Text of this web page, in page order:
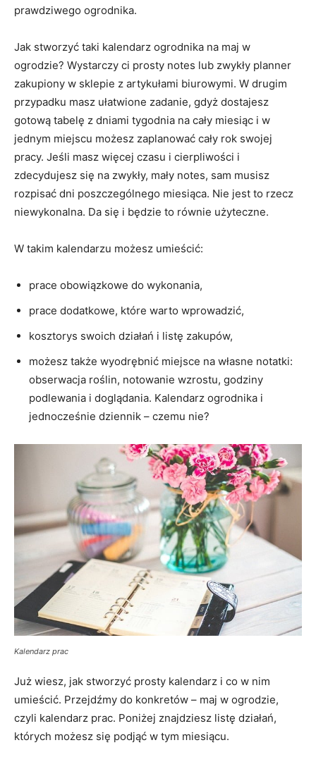
prawdziwego ogrodnika.
Jak stworzyć taki kalendarz ogrodnika na maj w
ogrodzie? Wystarczy ci prosty notes lub zwykły planner
zakupiony w sklepie z artykułami biurowymi. W drugim
przypadku masz ułatwione zadanie, gdyż dostajesz
gotową tabelę z dniami tygodnia na cały miesiąc i w
jednym miejscu możesz zaplanować cały rok swojej
pracy. Jeśli masz więcej czasu i cierpliwości i
zdecydujesz się na zwykły, mały notes, sam musisz
rozpisać dni poszczególnego miesiąca. Nie jest to rzecz
niewykonalna. Da się i będzie to równie użyteczne.
W takim kalendarzu możesz umieścić:
prace obowiązkowe do wykonania,
prace dodatkowe, które warto wprowadzić,
kosztorys swoich działań i listę zakupów,
możesz także wyodrębnić miejsce na własne notatki:
obserwacja roślin, notowanie wzrostu, godziny
podlewania i doglądania. Kalendarz ogrodnika i
jednocześnie dziennik – czemu nie?
Kalendarz prac
Już wiesz, jak stworzyć prosty kalendarz i co w nim
umieścić. Przejdźmy do konkretów – maj w ogrodzie,
czyli kalendarz prac. Poniżej znajdziesz listę działań,
których możesz się podjąć w tym miesiącu.